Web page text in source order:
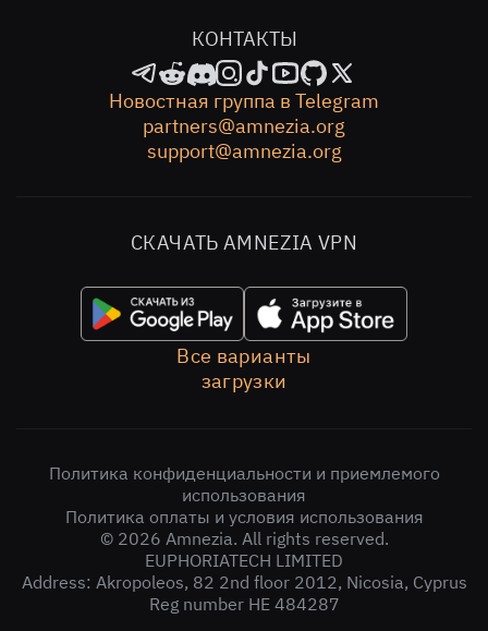
КОНТАКТЫ
Новостная группа в Telegram
partners@amnezia.org
support@amnezia.org
СКАЧАТЬ AMNEZIA VPN
Все варианты
загрузки
Политика конфиденциальности и приемлемого
использования
Политика оплаты и условия использования
© 2026 Amnezia. All rights reserved.
EUPHORIATECH LIMITED
Address: Akropoleos, 82 2nd floor 2012, Nicosia, Cyprus
Reg number НЕ 484287